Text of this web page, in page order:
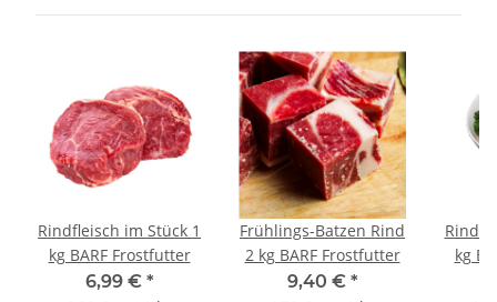
Rindfleisch im Stück 1
kg BARF Frostfutter
6,99 € *
Frühlings-Batzen Rind
2 kg BARF Frostfutter
9,40 € *
kg